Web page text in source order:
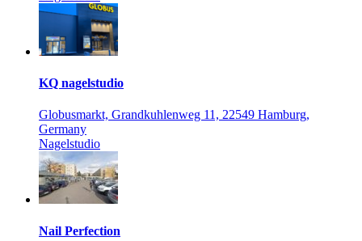
KQ nagelstudio
Globusmarkt, Grandkuhlenweg 11, 22549 Hamburg,
Germany
Nagelstudio
Nail Perfection